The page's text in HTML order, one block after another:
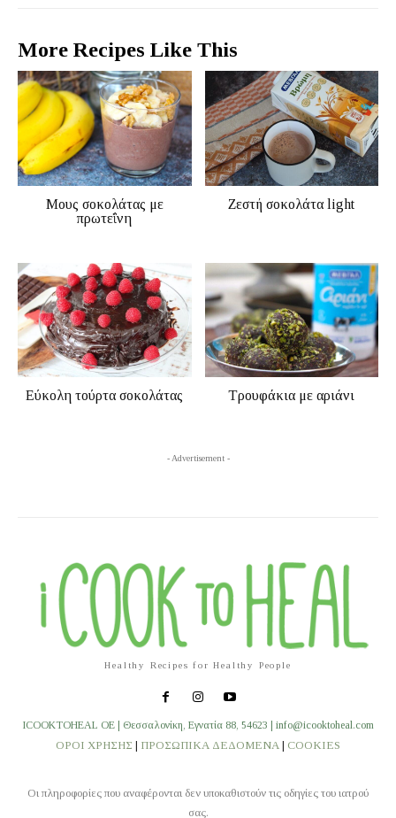
More Recipes Like This
Μους σοκολάτας με
πρωτεΐνη
Ζεστή σοκολάτα light
Εύκολη τούρτα σοκολάτας Τρουφάκια με αριάνι
- Advertisement -
Healthy Recipes for Healthy People
ICOOKTOHEAL OE | Θεσσαλονίκη, Εγνατία 88, 54623 | info@icooktoheal.com
ΟΡΟΙ ΧΡΗΣΗΣ | ΠΡΟΣΩΠΙΚΑ ΔΕΔΟΜΕΝΑ | COOKIES
Οι πληροφορίες που αναφέρονται δεν υποκαθιστούν τις οδηγίες του ιατρού
σας.